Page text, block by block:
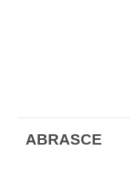
ABRASCE